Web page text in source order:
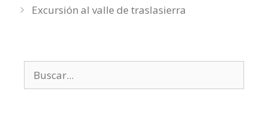
Excursión al valle de traslasierra